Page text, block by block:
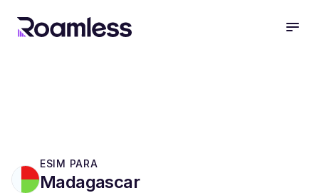
ESIM PARA
Madagascar